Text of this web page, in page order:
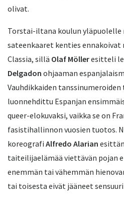
olivat.
Torstai-iltana koulun yläpuolelle
sateenkaaret kenties
Classia, sillä Olaf Mölleresitteli
Delgadon ohjaaman
Vauhdikkaiden
luonnehdittu Espanjan
queer-elokuvaksi, vaikka se on
fasistihallinnon vuosien tuotos.
koreografi Alfredo Alarian
taiteilijaelämää viettävän pojan
enemmän tai vähemmän
tai toisesta eivät jääneet